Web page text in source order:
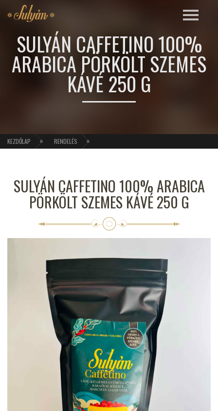
SULYÁN CAFFETINO 100%
ARABICA PÖRKÖLT SZEMES
KÁVÉ 250 G
KEZDŐLAP RENDELÉS
SULYÁN CAFFETINO 100% ARABICA
PÖRKÖLT SZEMES KÁVÉ 250 G